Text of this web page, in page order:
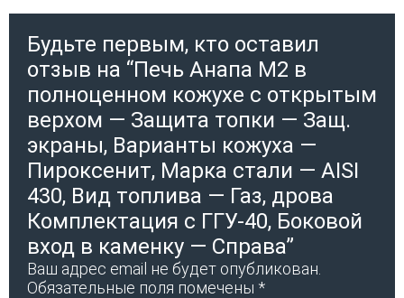
Будьте первым, кто оставил
отзыв на “Печь Анапа М2 в
полноценном кожухе с открытым
верхом — Защита топки — Защ.
экраны, Варианты кожуха —
Пироксенит, Марка стали — AISI
430, Вид топлива — Газ, дрова
Комплектация с ГГУ-40, Боковой
вход в каменку — Справа”
Ваш адрес email не будет опубликован.
Обязательные поля помечены *